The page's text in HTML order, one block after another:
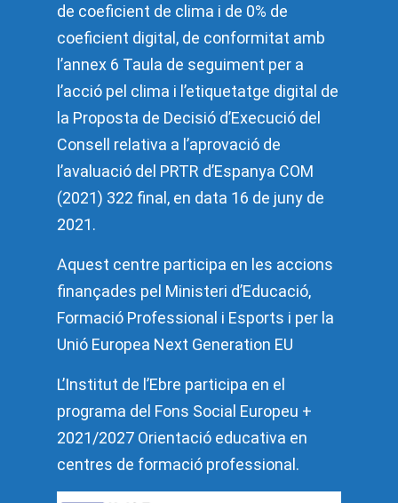
de coeficient de clima i de 0% de
coeficient digital, de conformitat amb
l’annex 6 Taula de seguiment per a
l’acció pel clima i l’etiquetatge digital de
la Proposta de Decisió d’Execució del
Consell relativa a l’aprovació de
l’avaluació del PRTR d’Espanya COM
(2021) 322 final, en data 16 de juny de
2021.
Aquest centre participa en les accions
finançades pel Ministeri d’Educació,
Formació Professional i Esports i per la
Unió Europea Next Generation EU
L’Institut de l’Ebre participa en el
programa del Fons Social Europeu +
2021/2027 Orientació educativa en
centres de formació professional.